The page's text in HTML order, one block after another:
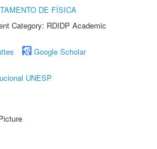
DE FÍSICA
Category: RDIDP Academic
Google Scholar
UNESP